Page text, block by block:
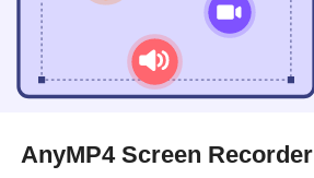
AnyMP4 Screen Recorder